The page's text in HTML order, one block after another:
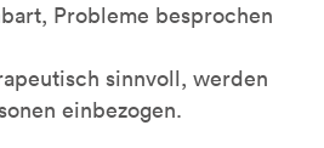
Probleme besprochen
sinnvoll, werden
einbezogen.